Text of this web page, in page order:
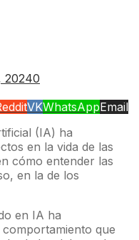
20240
VKWhatsAppEmail
(IA) ha
en la vida de las
cómo entender las
en la de los
en IA ha
que